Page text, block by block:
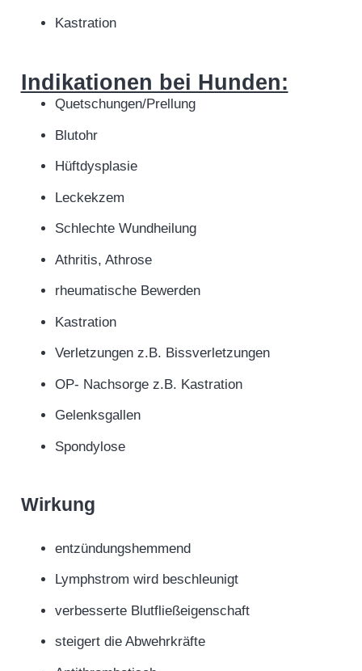
Kastration
Indikationen bei Hunden:
Quetschungen/Prellung
Blutohr
Hüftdysplasie
Leckekzem
Schlechte Wundheilung
Athritis, Athrose
rheumatische Bewerden
Kastration
Verletzungen z.B. Bissverletzungen
OP- Nachsorge z.B. Kastration
Gelenksgallen
Spondylose
Wirkung
entzündungshemmend
Lymphstrom wird beschleunigt
verbesserte Blutfließeigenschaft
steigert die Abwehrkräfte